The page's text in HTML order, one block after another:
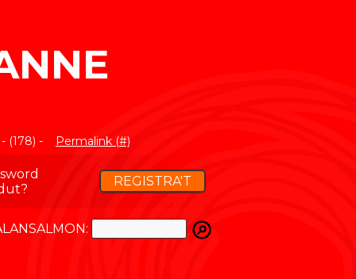
- (178) - Permalink (#)
REGISTRA'T